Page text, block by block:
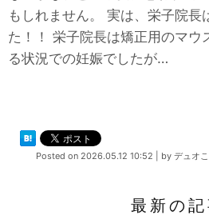
もしれません。 実は、栄子院長
た！！ 栄子院長は矯正用のマウ
る状況での妊娠でしたが…
Posted on 2026.05.12 10:52 by デュオ
最新の記